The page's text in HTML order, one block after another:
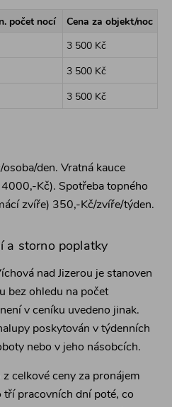
počet nocí Cena za objekt/noc
3 500 Kč
3 500 Kč
3 500 Kč
den. Vratná kauce
Kč). Spotřeba topného
zvíře) 350,-Kč/zvíře/týden.
a storno poplatky
nad Jizerou je stanoven
bez ohledu na počet
v ceníku uvedeno jinak.
poskytován v týdenních
nebo v jeho násobcích.
celkové ceny za pronájem
tří pracovních dní poté, co